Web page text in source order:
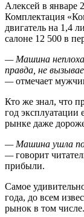
Алексей в январе
Комплектация
двигатель на 1,4
салоне 12 500 в
— Машина
правда, не
—отмечает
Кто же знал, что
год эксплуатации
рынке даже
— Машина ушла
—говорит
прибыли.
Самое
года, до всем
рынок в том числе.